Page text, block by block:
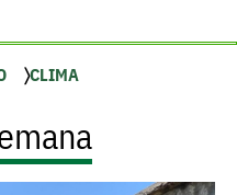
CLIMA